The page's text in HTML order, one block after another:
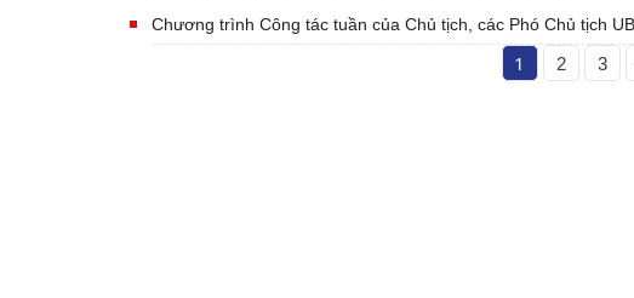
Chương trình Công tác tuần của Chủ tịch, các Phó Chủ tịch
1 2 3